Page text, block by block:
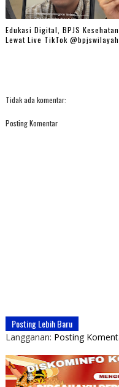
Edukasi Digital, BPJS
Lewat Live TikTok
Tidak ada komentar:
Posting Komentar
Posting Lebih Baru
Langganan: Posting